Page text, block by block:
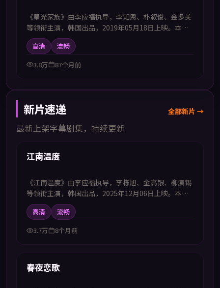
《星光家族》由李应福执导，李知恩、朴叙俊、金多美
等领衔主演，韩国出品，2019年05月18日上映。本影
片提供中韩双语字幕，支持1080P高清播放，属喜剧题
材，群像互动不断制造笑点同时治愈人心，适合喜欢中
韩字幕电视剧高清播放的观众追看。
高清
流畅
3.8万
87个月前
新片速递
最新上架字幕剧集，持续更新
全部新片 →
新上
江南温度
《江南温度》由李应福执导，李栋旭、金高银、柳演锡
等领衔主演，韩国出品，2025年12月06日上映。本剧
集提供中韩双语字幕，支持1080P高清播放，属喜剧题
材，用轻松幽默化解生活困境并传递温暖力量，适合喜
欢中韩字幕电视剧高清播放的观众追看。
高清
流畅
3.7万
8个月前
新上
春夜恋歌